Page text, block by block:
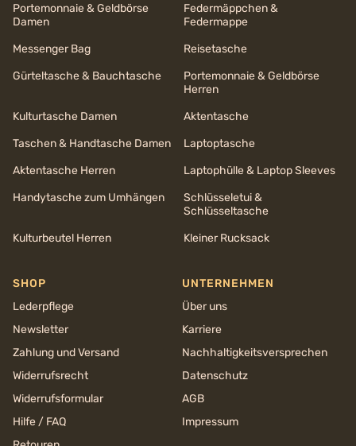
Portemonnaie & Geldbörse
Damen
Federmäppchen &
Federmappe
Messenger Bag
Reisetasche
Gürteltasche & Bauchtasche
Portemonnaie & Geldbörse
Herren
Kulturtasche Damen
Aktentasche
Taschen & Handtasche Damen
Laptoptasche
Aktentasche Herren
Laptophülle & Laptop Sleeves
Handytasche zum Umhängen
Schlüsseletui &
Schlüsseltasche
Kulturbeutel Herren
Kleiner Rucksack
SHOP
Lederpflege
Newsletter
Zahlung und Versand
Widerrufsrecht
Widerrufsformular
Hilfe / FAQ
UNTERNEHMEN
Über uns
Karriere
Nachhaltigkeits­versprechen
Datenschutz
AGB
Impressum